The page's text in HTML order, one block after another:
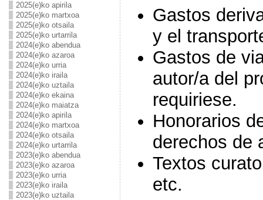
2025(e)ko apirila
2025(e)ko martxoa
2025(e)ko otsaila
2025(e)ko urtarrila
2024(e)ko abendua
2024(e)ko azaroa
2024(e)ko urria
2024(e)ko iraila
2024(e)ko uztaila
2024(e)ko ekaina
2024(e)ko maiatza
2024(e)ko apirila
2024(e)ko martxoa
2024(e)ko otsaila
2024(e)ko urtarrila
2023(e)ko abendua
2023(e)ko azaroa
2023(e)ko urria
2023(e)ko iraila
2023(e)ko uztaila
Gastos
y el
Gastos de
autor/a del
requiriese.
Honorarios
derechos de
Textos
etc.